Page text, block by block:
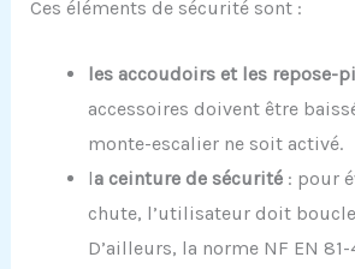
Ces éléments de sécurité sont :
les accoudoirs et les repose-
accessoires doivent être
monte-escalier ne soit activé.
la ceinture de sécurité : pour
chute, l’utilisateur doit
D’ailleurs, la norme NF EN